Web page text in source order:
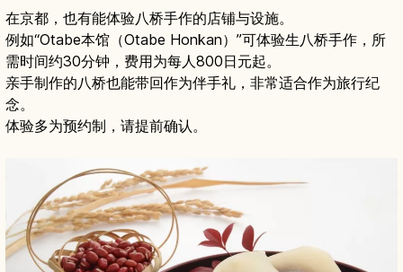
在京都，也有能体验八桥手作的店铺与设施。
例如“Otabe本馆（Otabe Honkan）”可体验生八桥手作，所
需时间约30分钟，费用为每人800日元起。
亲手制作的八桥也能带回作为伴手礼，非常适合作为旅行纪
念。
体验多为预约制，请提前确认。